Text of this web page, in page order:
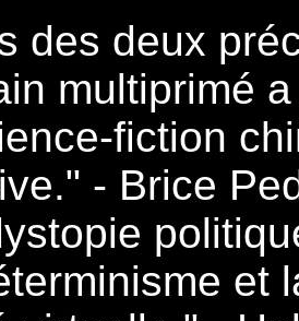
des deux
fiction
- Brice
et